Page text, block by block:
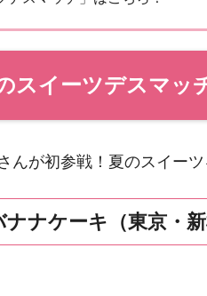
スイーツデスマッ
んが初参戦！夏のスイー
ナケーキ（東京・新